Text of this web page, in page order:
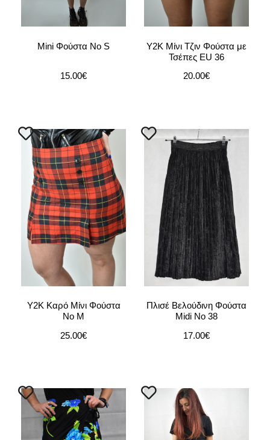
Mini Φούστα No S
15.00€
Y2K Μίνι Τζιν Φούστα με
Τσέπες EU 36
20.00€
Y2K Καρό Μίνι Φούστα
No M
25.00€
Πλισέ Βελούδινη Φούστα
Midi Νο 38
17.00€